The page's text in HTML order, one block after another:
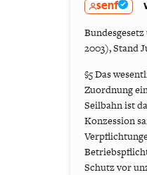
senf
2003), Stand
§5 Das
Zuordnung
Seilbahn ist
Konzession
Schutz vor